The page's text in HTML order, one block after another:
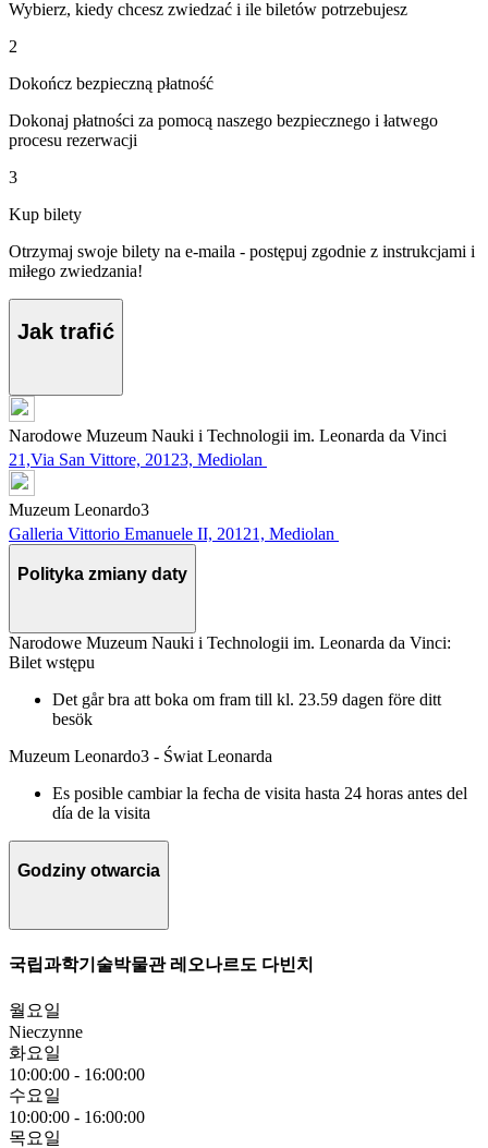
Wybierz, kiedy chcesz zwiedzać i ile biletów potrzebujesz
2
Dokończ bezpieczną płatność
Dokonaj płatności za pomocą naszego bezpiecznego i łatwego
procesu rezerwacji
3
Kup bilety
Otrzymaj swoje bilety na e-maila - postępuj zgodnie z instrukcjami i
miłego zwiedzania!
Jak trafić
Narodowe Muzeum Nauki i Technologii im. Leonarda da Vinci
21,Via San Vittore, 20123, Mediolan
Muzeum Leonardo3
Galleria Vittorio Emanuele II, 20121, Mediolan
Polityka zmiany daty
Narodowe Muzeum Nauki i Technologii im. Leonarda da Vinci:
Bilet wstępu
Det går bra att boka om fram till kl. 23.59 dagen före ditt
besök
Muzeum Leonardo3 - Świat Leonarda
Es posible cambiar la fecha de visita hasta 24 horas antes del
día de la visita
Godziny otwarcia
국립과학기술박물관 레오나르도 다빈치
월요일
Nieczynne
화요일
10:00:00 - 16:00:00
수요일
10:00:00 - 16:00:00
목요일